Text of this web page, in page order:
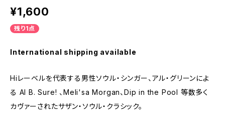
¥1,600
残り1点
International shipping available
Hiレーベルを代表する男性ソウル・シンガー、アル・グリーンによ
る Al B. Sure! 、Meli'sa Morgan、Dip in the Pool 等数多く
カヴァーされたサザン・ソウル・クラシック。